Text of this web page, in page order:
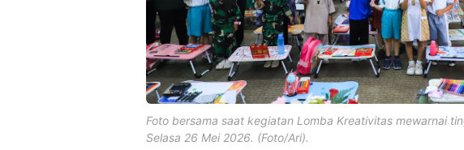
Foto bersama saat kegiatan Lomba Kreativitas mewarnai
Selasa 26 Mei 2026. (Foto/Ari).